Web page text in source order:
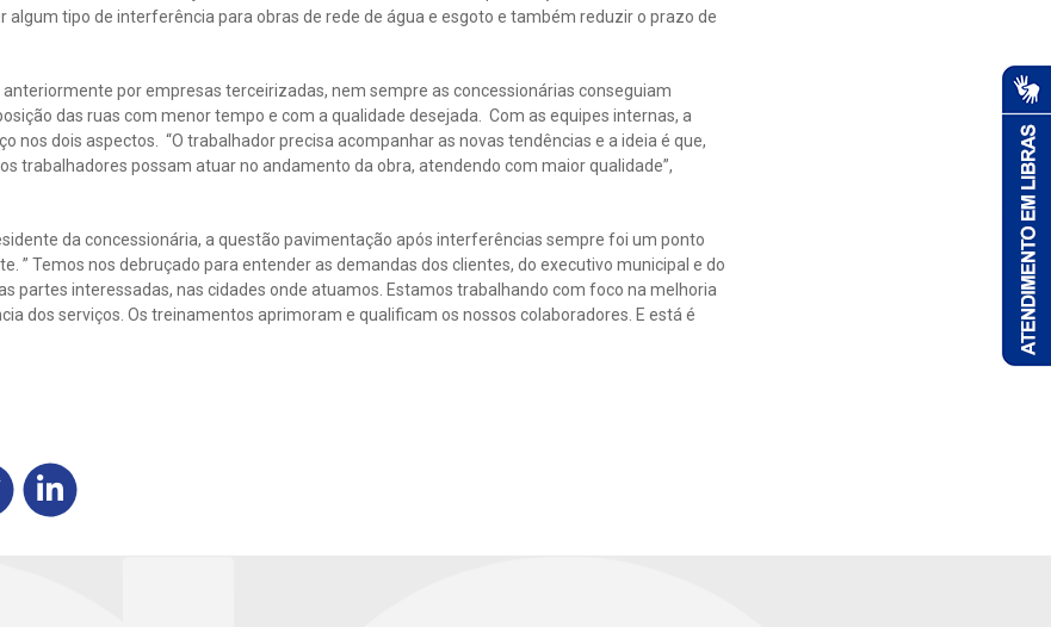
algum tipo de interferência para obras de rede de água e esgoto e também reduzir o prazo de
por empresas terceirizadas, nem sempre as concessionárias conseguiam
das ruas com menor tempo e com a qualidade desejada. Com as equipes internas, a
nos dois aspectos. “O trabalhador precisa acompanhar as novas tendências e a ideia é que,
trabalhadores possam atuar no andamento da obra, atendendo com maior qualidade”,
da concessionária, a questão pavimentação após interferências sempre foi um ponto
” Temos nos debruçado para entender as demandas dos clientes, do executivo municipal e do
partes interessadas, nas cidades onde atuamos. Estamos trabalhando com foco na melhoria
dos serviços. Os treinamentos aprimoram e qualificam os nossos colaboradores. E está é